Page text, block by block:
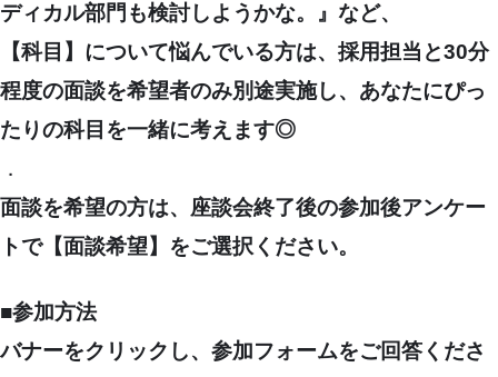
ディカル部門も検討しようかな。』 など、
【科目】について悩んでいる方は、採用担当と30分
程度の面談を希望者のみ別途実施し、あなたにぴっ
たりの科目を一緒に考えます◎
．
面談を希望の方は、座談会終了後の参加後アンケー
トで【面談希望】をご選択ください。
■参加方法
バナーをクリックし、参加フォームをご回答くださ